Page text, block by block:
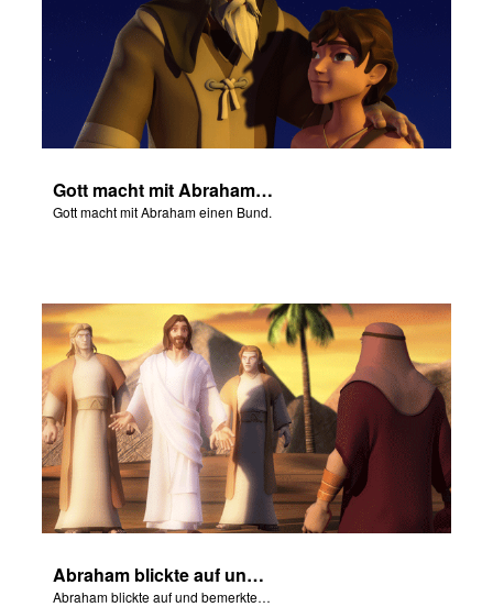
Gott macht mit Abraham einen Bund.
Gott macht mit Abraham einen Bund.
Abraham blickte auf und bemerkte drei Männer, die in der Nähe standen.
Abraham blickte auf und bemerkte drei Männer, die in der Nähe standen.